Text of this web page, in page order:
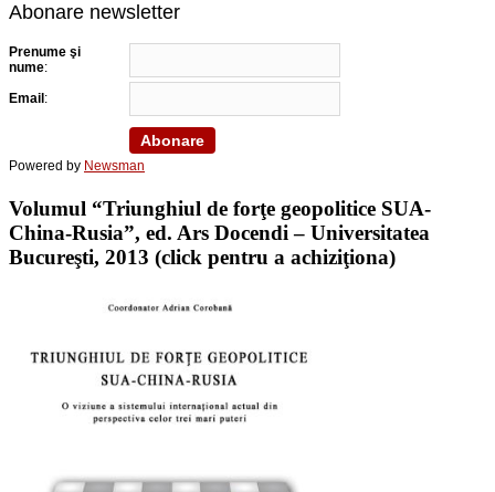
Abonare newsletter
Prenume şi
nume:
Email :
Powered by Newsman
Volumul “Triunghiul de forţe geopolitice SUA-
China-Rusia”, ed. Ars Docendi – Universitatea
Bucureşti, 2013 (click pentru a achiziţiona)